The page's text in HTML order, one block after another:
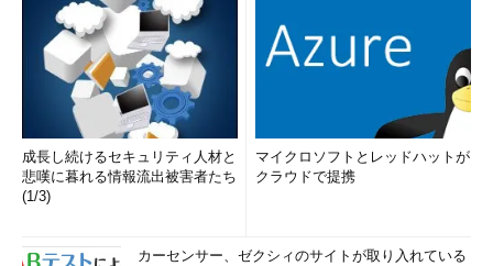
成長し続けるセキュリティ人材と
悲嘆に暮れる情報流出被害者たち
(1/3)
マイクロソフトとレッドハットが
クラウドで提携
カーセンサー、ゼクシィのサイトが取り入れている